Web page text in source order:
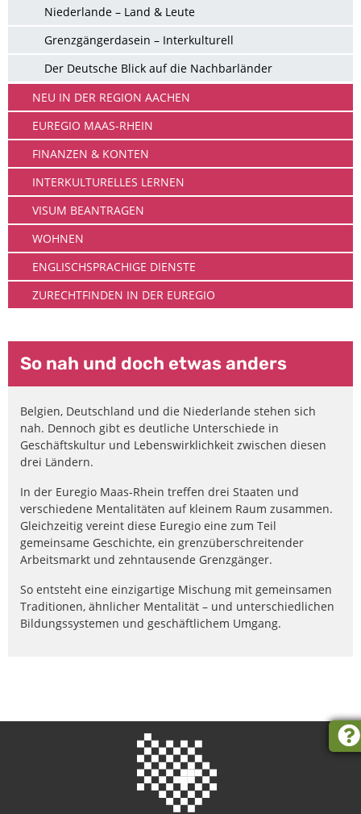
Niederlande – Land & Leute
Grenzgängerdasein – Interkulturell
Der Deutsche Blick auf die Nachbarländer
NEU IN DER REGION AACHEN
EUREGIO MAAS-RHEIN
FINANZEN & KONTEN
INTERKULTURELLES LERNEN
VISUM BEANTRAGEN
WOHNEN
ENGLISCHSPRACHIGE DIENSTE
ZURECHTFINDEN IN DER EUREGIO
So nah und doch etwas anders
Belgien, Deutschland und die Niederlande stehen sich
nah. Dennoch gibt es deutliche Unterschiede in
Geschäftskultur und Lebenswirklichkeit zwischen diesen
drei Ländern.
In der Euregio Maas-Rhein treffen drei Staaten und
verschiedene Mentalitäten auf kleinem Raum zusammen.
Gleichzeitig vereint diese Euregio eine zum Teil
gemeinsame Geschichte, ein grenzüberschreitender
Arbeitsmarkt und zehntausende Grenzgänger.
So entsteht eine einzigartige Mischung mit gemeinsamen
Traditionen, ähnlicher Mentalität – und unterschiedlichen
Bildungssystemen und geschäftlichem Umgang.